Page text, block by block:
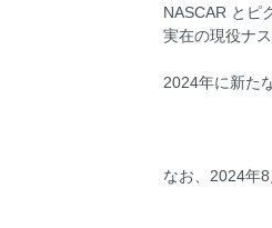
NASCAR とピ
実在の現役ナ
2024年に新た
なお、2024年